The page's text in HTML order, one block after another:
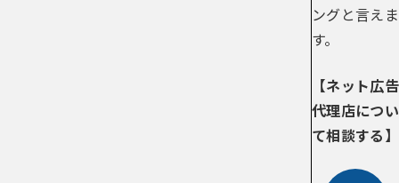
ングと言えま
す。
【ネット広告
代理店につい
て相談する】